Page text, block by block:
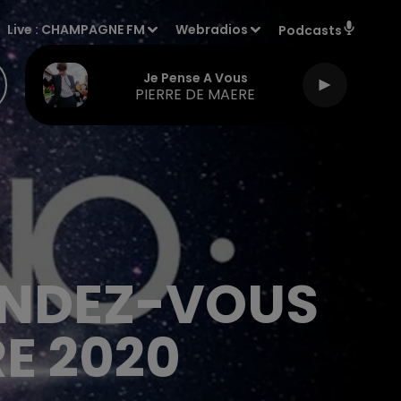
Live :CHAMPAGNE FM Webradios Podcasts
Je Pense A Vous
PIERRE DE MAERE
VOUS
2020